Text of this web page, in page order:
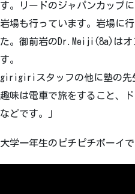
す。リードのジャパンカップ
岩場も行っています。岩場に
た。御前岩のDr.Meiji(8a)はオ
す。
girigiriスタッフの他に塾の先
趣味は電車で旅をすること、
などです。」
大学一年生のピチピチボーイ